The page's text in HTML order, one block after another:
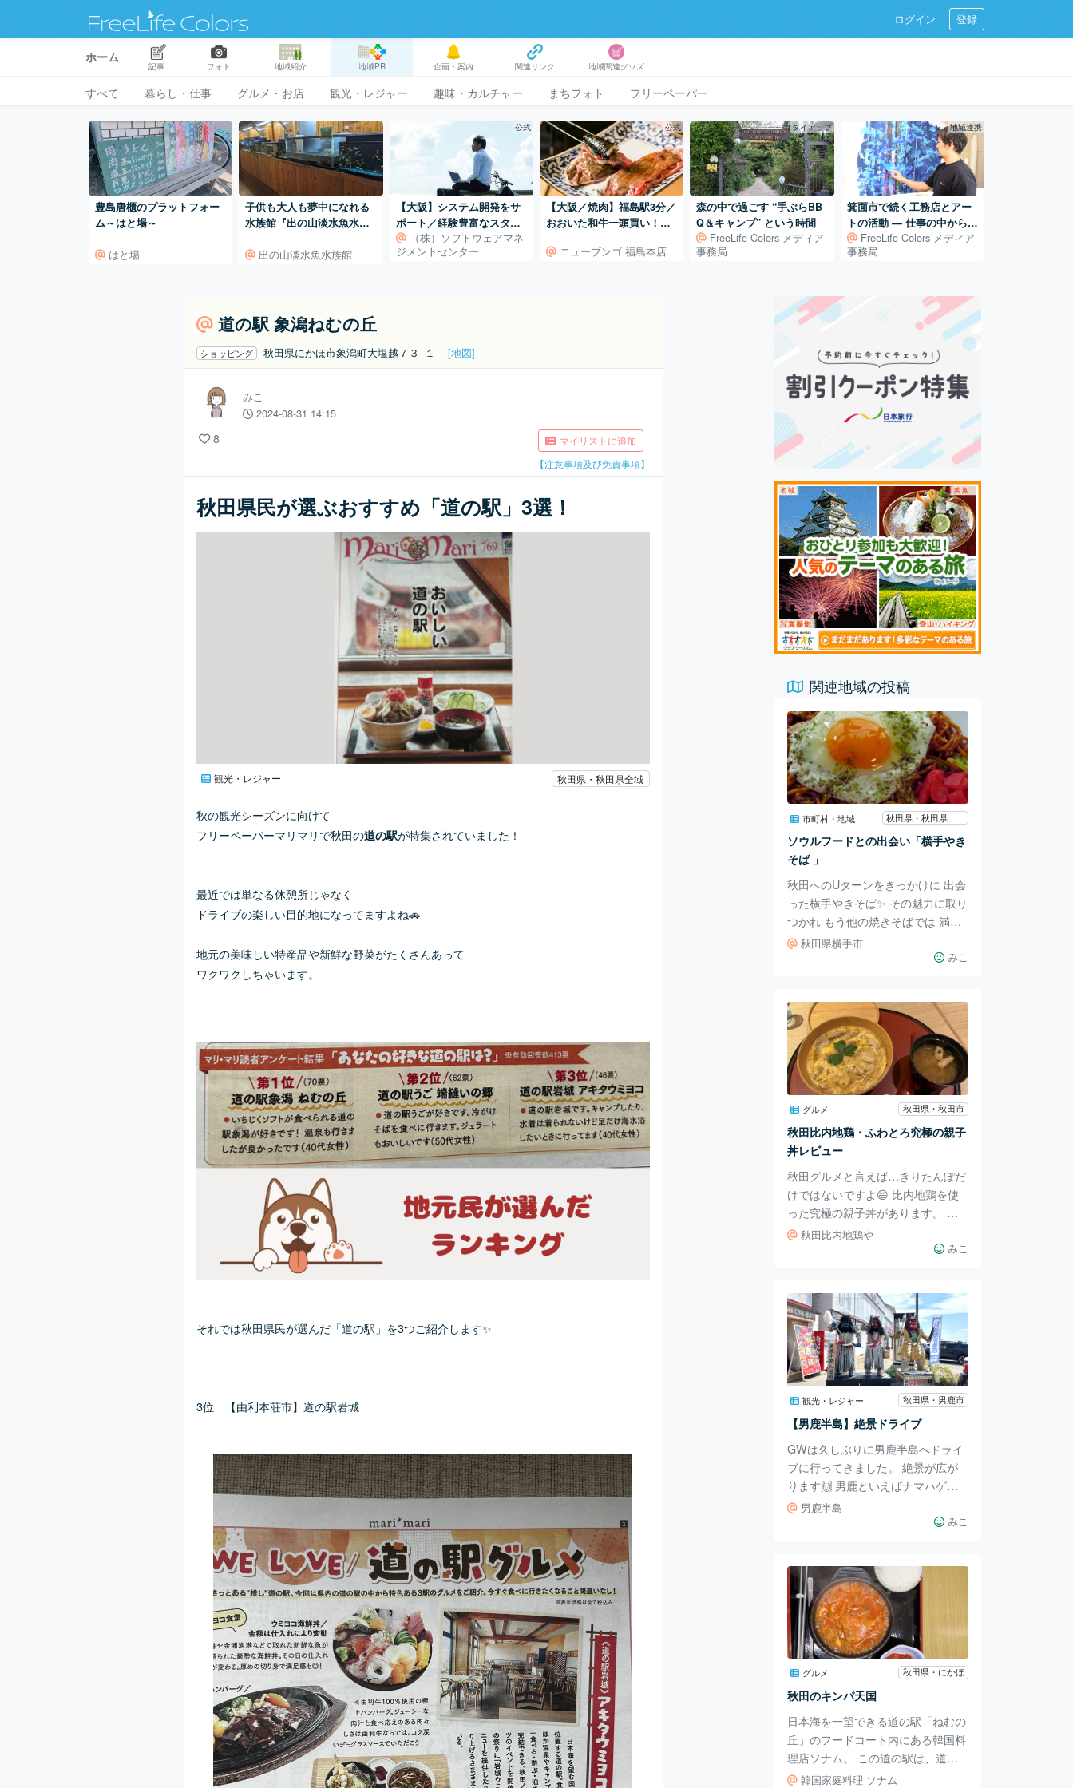
ログイン 登録
ホーム
記事 フォト 地域紹介 地域PR 企画・案内 関連リンク 地域関連グッズ
すべて 暮らし・仕事 グルメ・お店 観光・レジャー 趣味・カルチャー まちフォト フリーペーパー
豊島唐櫃のプラットフォー
ム～はと場～
はと場
子供も大人も夢中になれる
水族館『出の山淡水魚水族
出の山淡水魚水族館
公式
【大阪】システム開発をサ
ポート／経験豊富なスタッ
フが対応いたします！
（株）ソフトウェアマネ
ジメントセンター
公式
【大阪／焼肉】福島駅3分／
おおいた和牛一頭買い！お
ニューブンゴ 福島本店
タイアップ
森の中で過ごす “手ぶらBB
Q＆キャンプ” という時間
FreeLife Colors メディア
事務局
地域連携
箕面市で続く工務店とアー
トの活動 ― 仕事の中から広
がるアート制作
FreeLife Colors メディア
事務局
道の駅 象潟ねむの丘
ショッピング 秋田県にかほ市象潟町大塩越７３−１ [地図]
みこ
2024-08-31 14:15
8
マイリストに追加
【注意事項及び免責事項】
秋田県民が選ぶおすすめ「道の駅」3選！
観光・レジャー 秋田県・秋田県全域
秋の観光シーズンに向けて
フリーペーパーマリマリで秋田の道の駅が特集されていました！
最近では単なる休憩所じゃなく
ドライブの楽しい目的地になってますよね🚗
地元の美味しい特産品や新鮮な野菜がたくさんあって
ワクワクしちゃいます。
それでは秋田県民が選んだ「道の駅」を3つご紹介します✨
3位 【由利本荘市】道の駅岩城
関連地域の投稿
市町村・地域 秋田県・秋田県横手市
ソウルフードとの出会い「横手やき
そば 」
秋田へのUターンをきっかけに 出会
った横手やきそば✨ その魅力に取り
つかれ もう他の焼きそばでは 満足
できなくなってしまいました！ 日
本の三大やきそばの一つ横手やきそ
み合い まさに至福の一皿👍✨ キャ
ベツと豚挽肉の定番具材に加え 一
般的な焼きそばでは見られない 福
神漬けと半熟目玉焼きが個性を引き
立てています🍳 その実力は、ご当
地グルメの祭典「B-1グランプリ」
での 金賞受賞でも証明済み🥇 秋田
県横手市が誇るこの逸品は 一般的
な焼き
秋田県横手市
みこ
グルメ 秋田県・秋田市
秋田比内地鶏・ふわとろ究極の親子
丼レビュー
秋田グルメと言えば…きりたんぽだ
けではないですよ😄 比内地鶏を使
った究極の親子丼があります。 先
日、比内地鶏の親子丼をいただき、
その美味しさに感動。 炭火で炙ら
られました。 そんな比内地鶏の親
子丼レビューです。 高級感が漂う
店舗の内装ですね。 秋田駅直結だ
から時間が限られた方も立ち寄れま
す。 ランチの時間帯は多少…行列
ができますが数分で中に入れますの
でご心配なく。 早くて安いお店で
はありません。 店主が現地に足を
運び吟味して納得のい
秋田比内地鶏や
みこ
観光・レジャー 秋田県・男鹿市
【男鹿半島】絶景ドライブ
GWは久しぶりに男鹿半島へドライ
ブに行ってきました。 絶景が広が
ります🙌 男鹿といえばナマハゲ👹
ちなみに公式によると「なまはげ」
ではなく「ナマハゲ」のようです😉
⛰️ 山頂の回転展望台からは 360度
のパノラマビューを楽しむことがで
きます！ 遠く鳥海山まで一望でき
る素晴らしい風景が広がります。
ライダーの聖地でも有名な寒風山絶
景ロード🏍️ 男鹿の最北端に位置す
る「入道崎灯台」 入道崎の象徴で
もある灯台。 芝生に覆われた大地
が海
男鹿半島
みこ
グルメ 秋田県・にかほ
秋田のキンパ天国
日本海を一望できる道の駅「ねむの
丘」のフードコート内にある韓国料
理店ソナム。 この道の駅は、道の
駅＆サウナランキングで東北1位に
韓国家庭料理 ソナム